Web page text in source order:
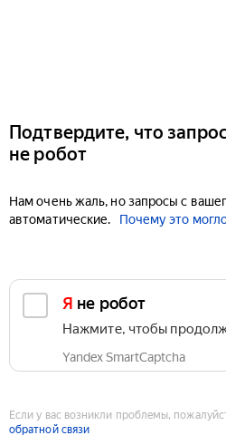
Подтвердите, что
не робот
Нам очень жаль, но запросы с
автоматические.
Почему это
Я не робот
Нажмите, чтобы
Yandex SmartCaptcha
Если у вас возникли проблемы,
обратной связи